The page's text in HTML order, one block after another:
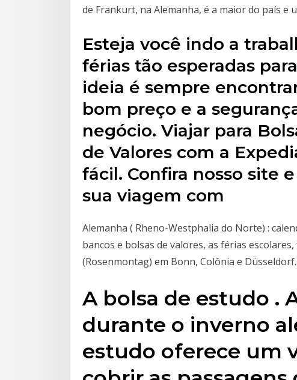
de Frankurt, na Alemanha, é a maior do país e
Esteja você indo a
férias tão esperadas
ideia é sempre
bom preço e a
negócio. Viajar para
de Valores com a
fácil. Confira nosso site
sua viagem com
Alemanha ( Rheno-Westphalia do Norte) :
bancos e bolsas de valores, as férias
(Rosenmontag) em Bonn, Colônia e Düsseldorf.
A bolsa de estudo .
durante o inverno
estudo oferece um